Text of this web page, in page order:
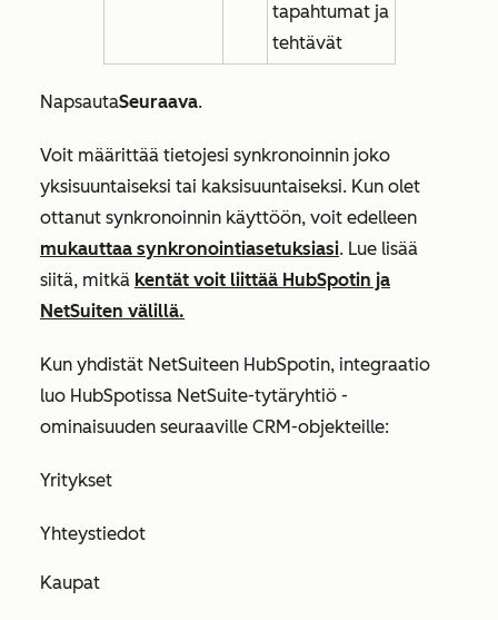
tapahtumat ja
tehtävät
NapsautaSeuraava.
Voit määrittää tietojesi synkronoinnin joko
yksisuuntaiseksi tai kaksisuuntaiseksi. Kun olet
ottanut synkronoinnin käyttöön, voit edelleen
mukauttaa synkronointiasetuksiasi. Lue lisää
siitä, mitkä kentät voit liittää HubSpotin ja
NetSuiten välillä.
Kun yhdistät NetSuiteen HubSpotin, integraatio
luo HubSpotissa NetSuite-tytäryhtiö -
ominaisuuden seuraaville CRM-objekteille:
Yritykset
Yhteystiedot
Kaupat